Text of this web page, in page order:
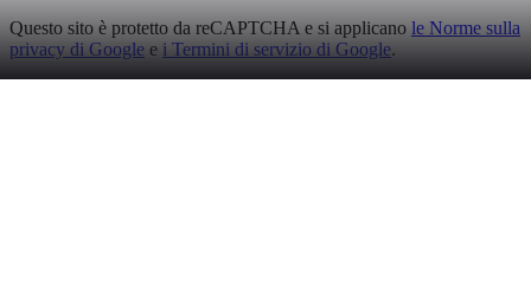
Questo sito è protetto da reCAPTCHA e si applicano le Norme sulla
privacy di Google e i Termini di servizio di Google.